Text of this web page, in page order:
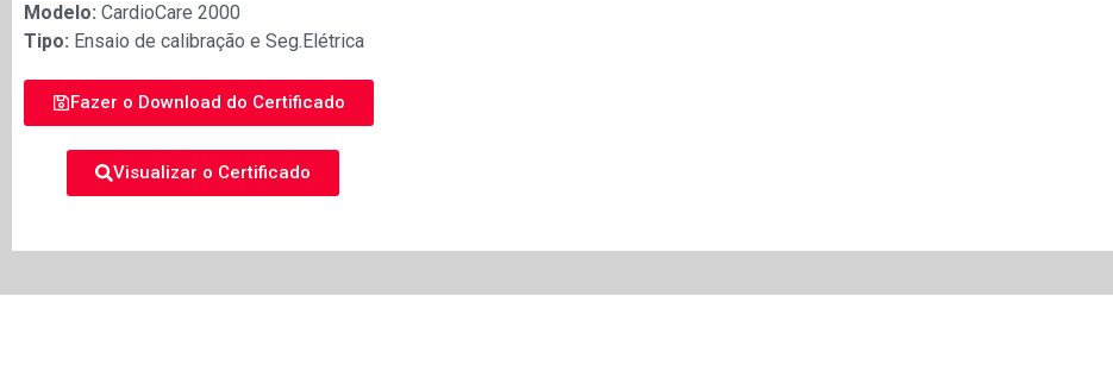
Modelo: CardioCare 2000
Tipo: Ensaio de calibração e Seg.Elétrica
Fazer o Download do Certificado
Visualizar o Certificado